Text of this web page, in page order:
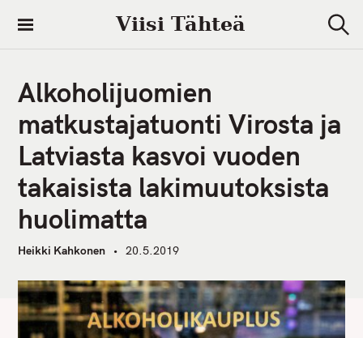
i
Viisi Tähteä
e
Alkoholijuomien
matkustajatuonti Virosta ja
Latviasta kasvoi vuoden
takaisista lakimuutoksista
huolimatta
Heikki Kahkonen 20.5.2019